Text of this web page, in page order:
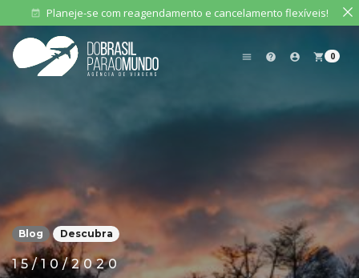
event_available Planeje-se com reagendamento e cancelamento flexíveis!
menu help account_circle shopping_cart 0
Blog Descubra
15/10/2020